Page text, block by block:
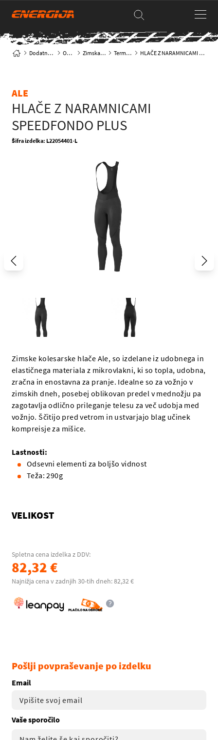
Dodatna oprema Oblačila Zimska oblačila Termo hlače HLAČE Z NARAMNICAMI SPEEDFONDO PLUS
ALE
HLAČE Z NARAMNICAMI
SPEEDFONDO PLUS
Šifra izdelka: L22054401-L
Zimske kolesarske hlače Ale, so izdelane iz udobnega in
elastičnega materiala z mikrovlakni, ki so topla, udobna,
zračna in enostavna za pranje. Idealne so za vožnjo v
zimskih dneh, posebej oblikovan predel v mednožju pa
zagotavlja odlično prileganje telesu za več udobja med
vožnjo. Ščitijo pred vetrom in ustvarjajo blag učinek
kompreisje za mišice.
Lastnosti:
Odsevni elementi za boljšo vidnost
Teža: 290g
VELIKOST
Spletna cena izdelka z DDV:
82,32 €
Najnižja cena v zadnjih 30-tih dneh: 82,32 €
Pošlji povpraševanje po izdelku
Email
Vaše sporočilo